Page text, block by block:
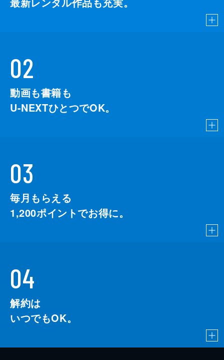
02
動画も書籍も
U-NEXTひとつでOK。
03
毎月もらえる
1,200ポイントでお得に。
04
解約は
いつでもOK。